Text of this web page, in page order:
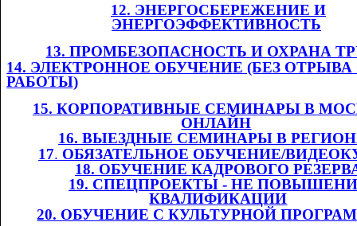
12. ЭНЕРГОСБЕРЕЖЕНИЕ И
ЭНЕРГОЭФФЕКТИВНОСТЬ
13. ПРОМБЕЗОПАСНОСТЬ И ОХРАНА
14. ЭЛЕКТРОННОЕ ОБУЧЕНИЕ (БЕЗ ОТРЫВА
РАБОТЫ)
15. КОРПОРАТИВНЫЕ СЕМИНАРЫ В
ОНЛАЙН
16. ВЫЕЗДНЫЕ СЕМИНАРЫ В
17.​​ ОБЯЗАТЕЛЬНОЕ ОБУЧЕНИЕ/
18. ОБУЧЕНИЕ КАДРОВОГО
19. СПЕЦПРОЕКТЫ - НЕ
КВАЛИФИКАЦИИ
20. ОБУЧЕНИЕ С КУЛЬТУРНОЙ